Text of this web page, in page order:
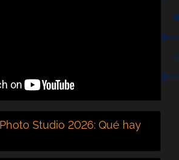
Studio 2026: Qué hay